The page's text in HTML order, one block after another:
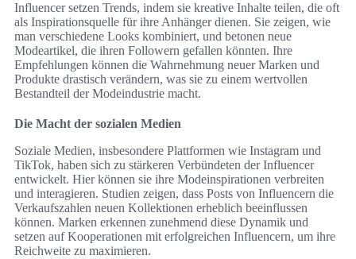
Influencer setzen Trends, indem sie kreative Inhalte teilen, die oft
als Inspirationsquelle für ihre Anhänger dienen. Sie zeigen, wie
man verschiedene Looks kombiniert, und betonen neue
Modeartikel, die ihren Followern gefallen könnten. Ihre
Empfehlungen können die Wahrnehmung neuer Marken und
Produkte drastisch verändern, was sie zu einem wertvollen
Bestandteil der Modeindustrie macht.
Die Macht der sozialen Medien
Soziale Medien, insbesondere Plattformen wie Instagram und
TikTok, haben sich zu stärkeren Verbündeten der Influencer
entwickelt. Hier können sie ihre Modeinspirationen verbreiten
und interagieren. Studien zeigen, dass Posts von Influencern die
Verkaufszahlen neuen Kollektionen erheblich beeinflussen
können. Marken erkennen zunehmend diese Dynamik und
setzen auf Kooperationen mit erfolgreichen Influencern, um ihre
Reichweite zu maximieren.